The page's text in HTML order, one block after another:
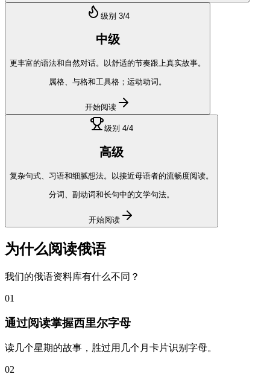
级别 3/4
中级
更丰富的语法和自然对话。以舒适的节奏跟上真实故事。
属格、与格和工具格；运动动词。
开始阅读
级别 4/4
高级
复杂句式、习语和细腻想法。以接近母语者的流畅度阅读。
分词、副动词和长句中的文学句法。
开始阅读
为什么阅读俄语
我们的俄语资料库有什么不同？
01
通过阅读掌握西里尔字母
读几个星期的故事，胜过用几个月卡片识别字母。
02